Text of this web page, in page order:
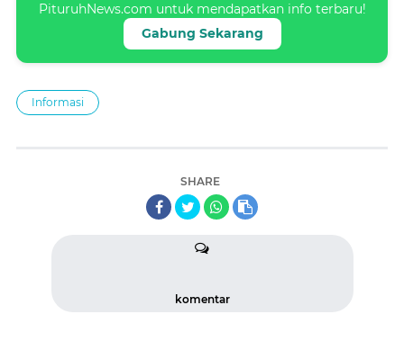
PituruhNews.com untuk mendapatkan info terbaru!
Gabung Sekarang
Informasi
SHARE
komentar